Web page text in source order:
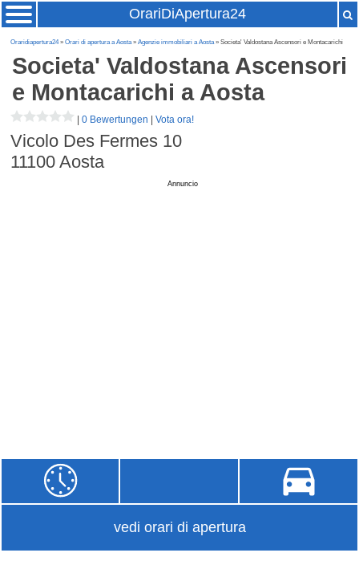
OrariDiApertura24
Oraridiapertura24»Orari di apertura a Aosta»Agenzie immobiliari a Aosta» Societa' Valdostana Ascensori e Montacarichi
Societa' Valdostana Ascensori
e Montacarichi a Aosta
|0 Bewertungen |Vota ora!
Vicolo Des Fermes 10
11100 Aosta
Annuncio
vedi orari di apertura